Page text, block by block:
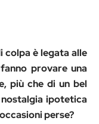
colpa è legata alle
provare una
più che di un bel
ipotetica
perse?